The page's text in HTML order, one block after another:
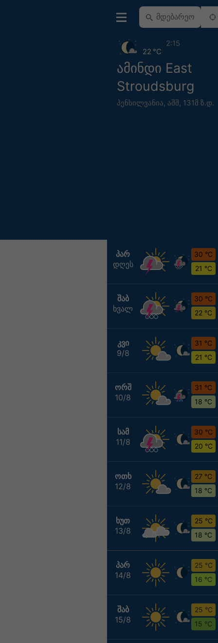
ამინდი East
Stroudsburg
პენსილვანია, აშშ, 131მ ზ.დ.
22 °C
2:15
ᲞᲐᲠ
დღეს
30 °C
21 °C
ᲨᲐᲑ
ხვალ
30 °C
22 °C
ᲙᲕᲘ
9/8
31 °C
21 °C
ᲝᲠᲨ
10/8
31 °C
18 °C
ᲡᲐᲛ
11/8
30 °C
20 °C
ᲝᲗᲮ
12/8
27 °C
18 °C
ᲮᲣᲗ
13/8
25 °C
18 °C
ᲞᲐᲠ
14/8
25 °C
16 °C
ᲨᲐᲑ
15/8
25 °C
15 °C